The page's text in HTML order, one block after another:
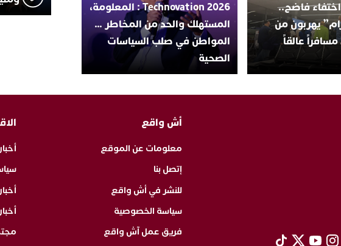
فاضح..
يهربون من
مواجهة 250 مسافراً عالقاً
Technovation 2026 : المعلومة،
المستهلك والحد من المخاطر …
المواطن في صلب السياسات
الصحية
أش واقع
معلومات عن الموقع
إتصل بنا
للنشر في أش واقع
سياسة الخصوصية
فريق عمل آش واقع